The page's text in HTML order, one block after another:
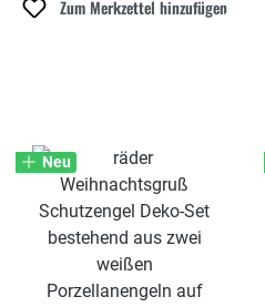
Zum Merkzettel hinzufügen
Neu